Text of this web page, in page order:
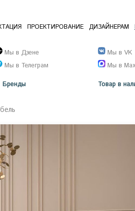
ПРОЕКТИРОВАНИЕ ДИЗАЙНЕРАМ
Мы в Дзене
Мы в Телеграм
Бренды
Мы в VK
Мы в Max
Товар в